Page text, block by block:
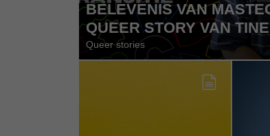
BELEVENIS VAN
QUEER STORY VAN TINE
Queer stories